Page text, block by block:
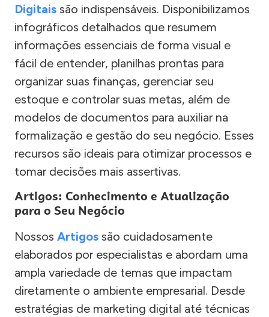
Digitais são indispensáveis. Disponibilizamos
infográficos detalhados que resumem
informações essenciais de forma visual e
fácil de entender, planilhas prontas para
organizar suas finanças, gerenciar seu
estoque e controlar suas metas, além de
modelos de documentos para auxiliar na
formalização e gestão do seu negócio. Esses
recursos são ideais para otimizar processos e
tomar decisões mais assertivas.
Artigos: Conhecimento e Atualização
para o Seu Negócio
Nossos Artigos são cuidadosamente
elaborados por especialistas e abordam uma
ampla variedade de temas que impactam
diretamente o ambiente empresarial. Desde
estratégias de marketing digital até técnicas